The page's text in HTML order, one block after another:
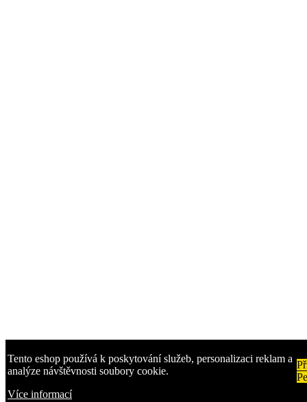
Tento eshop používá k poskytování služeb, personalizaci reklam a
analýze návštěvnosti soubory cookie.
Více informací